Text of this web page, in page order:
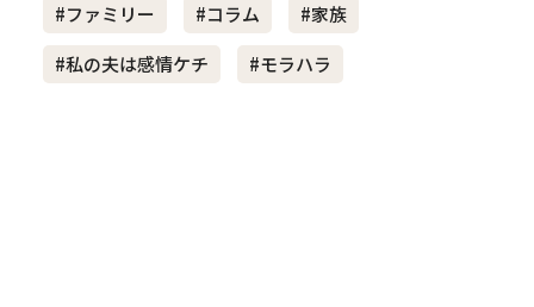
夫婦 #産休 #育休
#ファミリー
#コラム
#家族
#私の夫は感情ケチ
#モラハラ